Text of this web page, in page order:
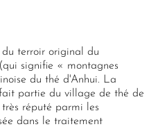
terroir original du
signifie « montagnes
du thé d'Anhui. La
partie du village de thé de
réputé parmi les
dans le traitement